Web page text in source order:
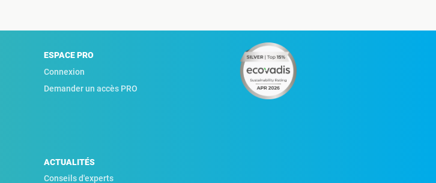
ESPACE PRO
Connexion
Demander un accès PRO
ACTUALITÉS
Conseils d'experts